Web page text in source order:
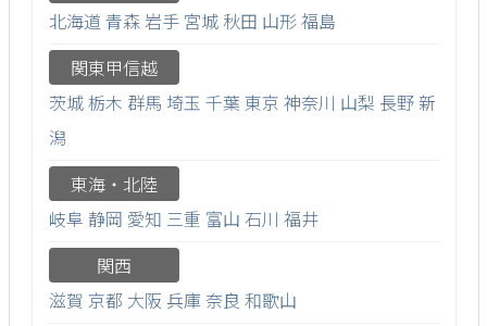
北海道 青森岩手 宮城 秋田 山形福島
関東甲信越
茨城栃木 群馬 埼玉 千葉 東京 神奈川 山梨 長野新
潟
東海・北陸
岐阜 静岡 愛知 三重 富山 石川 福井
関西
滋賀 京都 大阪 兵庫 奈良 和歌山